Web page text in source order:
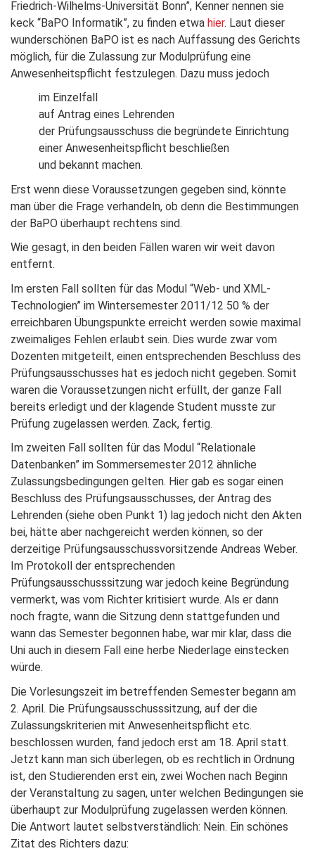
Friedrich-Wilhelms-Universität Bonn”, Kenner nennen sie
keck “BaPO Informatik”, zu finden etwa hier. Laut dieser
wunderschönen BaPO ist es nach Auffassung des Gerichts
möglich, für die Zulassung zur Modulprüfung eine
Anwesenheitspflicht festzulegen. Dazu muss jedoch
im Einzelfall
auf Antrag eines Lehrenden
der Prüfungsausschuss die begründete Einrichtung
einer Anwesenheitspflicht beschließen
und bekannt machen.
Erst wenn diese Voraussetzungen gegeben sind, könnte
man über die Frage verhandeln, ob denn die Bestimmungen
der BaPO überhaupt rechtens sind.
Wie gesagt, in den beiden Fällen waren wir weit davon
entfernt.
Im ersten Fall sollten für das Modul “Web- und XML-
Technologien” im Wintersemester 2011/12 50 % der
erreichbaren Übungspunkte erreicht werden sowie maximal
zweimaliges Fehlen erlaubt sein. Dies wurde zwar vom
Dozenten mitgeteilt, einen entsprechenden Beschluss des
Prüfungsausschusses hat es jedoch nicht gegeben. Somit
waren die Voraussetzungen nicht erfüllt, der ganze Fall
bereits erledigt und der klagende Student musste zur
Prüfung zugelassen werden. Zack, fertig.
Im zweiten Fall sollten für das Modul “Relationale
Datenbanken” im Sommersemester 2012 ähnliche
Zulassungsbedingungen gelten. Hier gab es sogar einen
Beschluss des Prüfungsausschusses, der Antrag des
Lehrenden (siehe oben Punkt 1) lag jedoch nicht den Akten
bei, hätte aber nachgereicht werden können, so der
derzeitige Prüfungsausschussvorsitzende Andreas Weber.
Im Protokoll der entsprechenden
Prüfungsausschusssitzung war jedoch keine Begründung
vermerkt, was vom Richter kritisiert wurde. Als er dann
noch fragte, wann die Sitzung denn stattgefunden und
wann das Semester begonnen habe, war mir klar, dass die
Uni auch in diesem Fall eine herbe Niederlage einstecken
würde.
Die Vorlesungszeit im betreffenden Semester begann am
2. April. Die Prüfungsausschusssitzung, auf der die
Zulassungskriterien mit Anwesenheitspflicht etc.
beschlossen wurden, fand jedoch erst am 18. April statt.
Jetzt kann man sich überlegen, ob es rechtlich in Ordnung
ist, den Studierenden erst ein, zwei Wochen nach Beginn
der Veranstaltung zu sagen, unter welchen Bedingungen sie
überhaupt zur Modulprüfung zugelassen werden können.
Die Antwort lautet selbstverständlich: Nein. Ein schönes
Zitat des Richters dazu: